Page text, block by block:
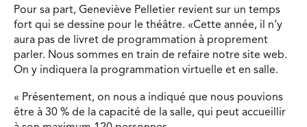
Pour sa part, Geneviève Pelletier revient sur un temps
fort qui se dessine pour le théâtre. «Cette année, il n’y
aura pas de livret de programmation à proprement
parler. Nous sommes en train de refaire notre site web.
On y indiquera la programmation virtuelle et en salle.
« Présentement, on nous a indiqué que nous pouvions
être à 30 % de la capacité de la salle, qui peut accueillir